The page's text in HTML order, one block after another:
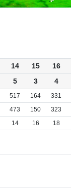
14 15 16
5 3 4
517 164 331
473 150 323
14 16 18